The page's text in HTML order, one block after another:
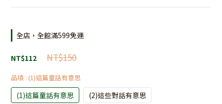
全店，全館滿599免運
NT$150
NT$112
品項 : (1)這篇童話有意思
(1)這篇童話有意思
(2)這些對話有意思